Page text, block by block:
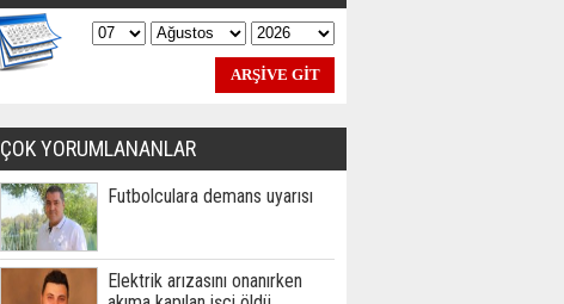
ÇOK YORUMLANANLAR
Futbolculara demans uyarısı
Elektrik arızasını onanırken